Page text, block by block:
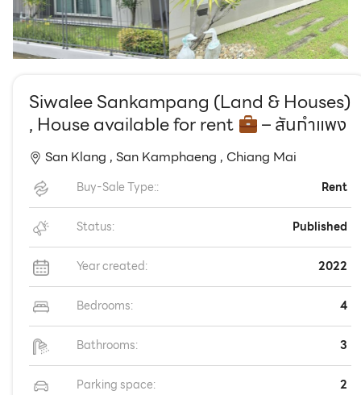
Siwalee Sankampang (Land & Houses)
, House available for rent
– สันกำแพง
San Klang , San Kamphaeng , Chiang Mai
Buy-Sale Type:: Rent
Status: Published
Year created: 2022
Bedrooms: 4
Bathrooms: 3
Parking space: 2